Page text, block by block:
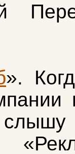
».
слышу